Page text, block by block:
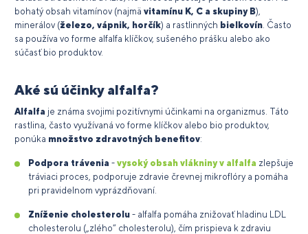
bohatý obsah vitamínov (najmä vitamínu K, C a skupiny B),
minerálov (železo, vápnik, horčík) a rastlinných bielkovín. Často
sa používa vo forme alfalfa klíčkov, sušeného prášku alebo ako
súčasť bio produktov.
Aké sú účinky alfalfa?
Alfalfa je známa svojimi pozitívnymi účinkami na organizmus. Táto
rastlina, často využívaná vo forme klíčkov alebo bio produktov,
ponúka množstvo zdravotných benefitov:
Podpora trávenia - vysoký obsah vlákniny v alfalfa zlepšuje
tráviaci proces, podporuje zdravie črevnej mikroflóry a pomáha
pri pravidelnom vyprázdňovaní.
Zníženie cholesterolu - alfalfa pomáha znižovať hladinu LDL
cholesterolu („zlého“ cholesterolu), čím prispieva k zdraviu